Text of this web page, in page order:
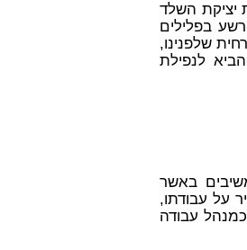
יציקת השלד
בפלילים
שלפנינו,
לנפילת
באשר
על עבודתו,
עבודה